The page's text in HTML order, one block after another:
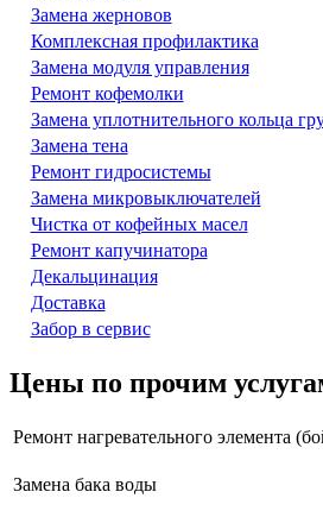
Замена жерновов
Комплексная профилактика
Замена модуля управления
Ремонт кофемолки
Замена уплотнительного кольца
Замена тена
Ремонт гидросистемы
Замена микровыключателей
Чистка от кофейных масел
Ремонт капучинатора
Декальцинация
Доставка
Забор в сервис
Цены по прочим
Ремонт нагревательного элемента
Замена бака воды